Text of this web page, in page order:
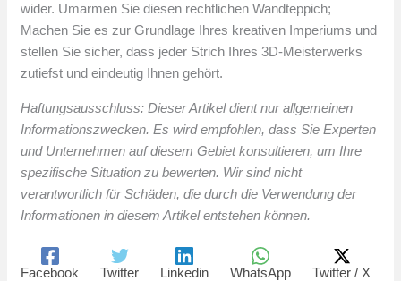
wider. Umarmen Sie diesen rechtlichen Wandteppich;
Machen Sie es zur Grundlage Ihres kreativen Imperiums und
stellen Sie sicher, dass jeder Strich Ihres 3D-Meisterwerks
zutiefst und eindeutig Ihnen gehört.
Haftungsausschluss: Dieser Artikel dient nur allgemeinen
Informationszwecken. Es wird empfohlen, dass Sie Experten
und Unternehmen auf diesem Gebiet konsultieren, um Ihre
spezifische Situation zu bewerten. Wir sind nicht
verantwortlich für Schäden, die durch die Verwendung der
Informationen in diesem Artikel entstehen können.
Facebook Twitter Linkedin WhatsApp Twitter / X